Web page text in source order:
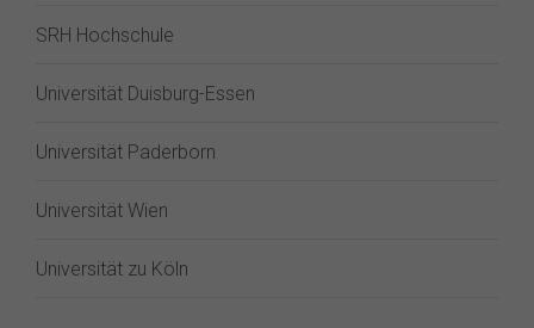
SRH Hochschule
Universität Duisburg-Essen
Universität Paderborn
Universität Wien
Universität zu Köln